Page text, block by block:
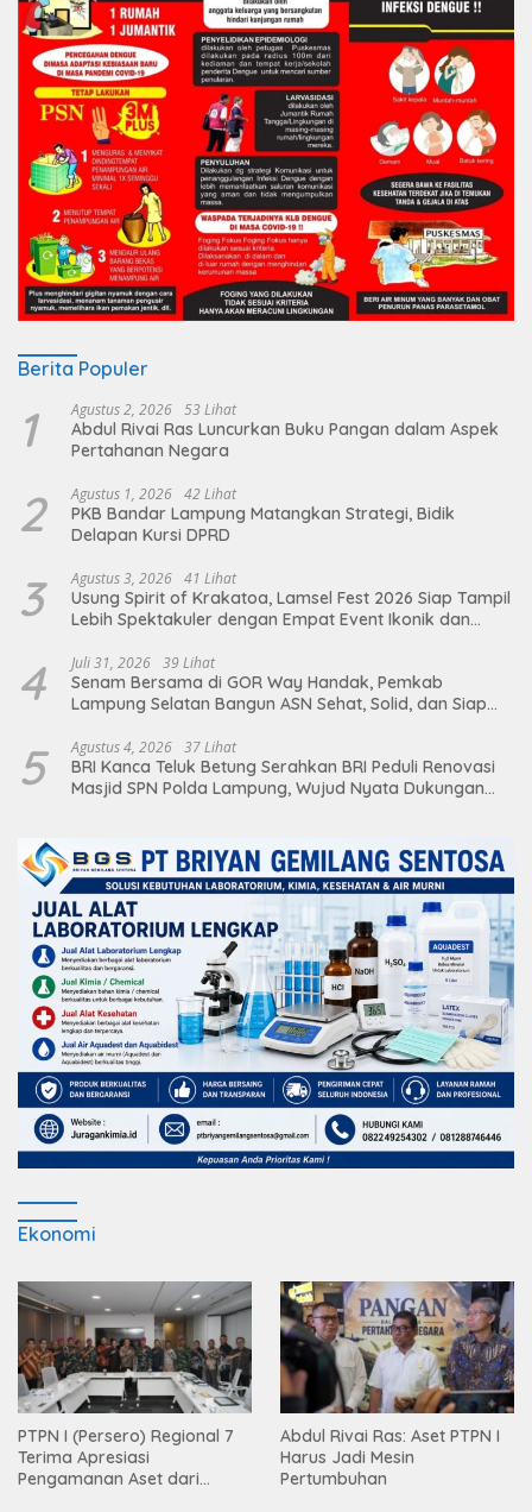
Berita Populer
1 Agustus 2, 2026 53 Lihat
Abdul Rivai Ras Luncurkan Buku Pangan dalam Aspek
Pertahanan Negara
2 Agustus 1, 2026 42 Lihat
PKB Bandar Lampung Matangkan Strategi, Bidik
Delapan Kursi DPRD
3 Agustus 3, 2026 41 Lihat
Usung Spirit of Krakatoa, Lamsel Fest 2026 Siap Tampil
Lebih Spektakuler dengan Empat Event Ikonik dan
4 Juli 31, 2026 39 Lihat
Senam Bersama di GOR Way Handak, Pemkab
Lampung Selatan Bangun ASN Sehat, Solid, dan Siap
5 Agustus 4, 2026 37 Lihat
BRI Kanca Teluk Betung Serahkan BRI Peduli Renovasi
Masjid SPN Polda Lampung, Wujud Nyata Dukungan
Ekonomi
PTPN I (Persero) Regional 7
Terima Apresiasi
Pengamanan Aset dari
Abdul Rivai Ras: Aset PTPN I
Harus Jadi Mesin
Pertumbuhan